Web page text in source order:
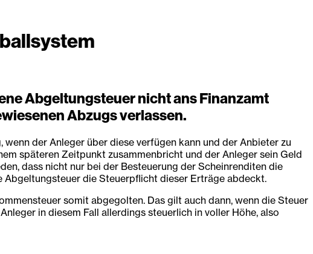
Abgeltungsteuer nicht ans Finanzamt
Abzugs verlassen.
der Anleger über diese verfügen kann und der Anbieter zu
späteren Zeitpunkt zusammenbricht und der Anleger sein Geld
dass nicht nur bei der Besteuerung der Scheinrenditen die
Abgeltungsteuer die Steuerpflicht dieser Erträge abdeckt.
somit abgegolten. Das gilt auch dann, wenn die Steuer
in diesem Fall allerdings steuerlich in voller Höhe, also